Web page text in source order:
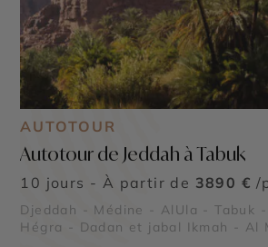
AUTOTOUR
Autotour de Jeddah à Tabuk
10 jours - À partir de 3890 € /
Djeddah - Médine - AlUla - Tabuk -
Hégra - Dadan et jabal Ikmah - Al